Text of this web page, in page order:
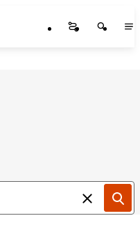
Startseite
Suche